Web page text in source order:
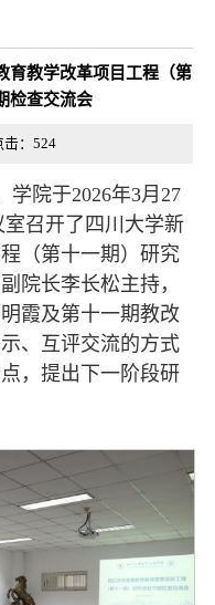
育教学改革项目工程（第
检查交流会
： 524
学院于2026年3月27
室召开了四川大学新
（第十一期）研究
院长李长松主持，
霞及第十一期教改
、互评交流的方式
，提出下一阶段研